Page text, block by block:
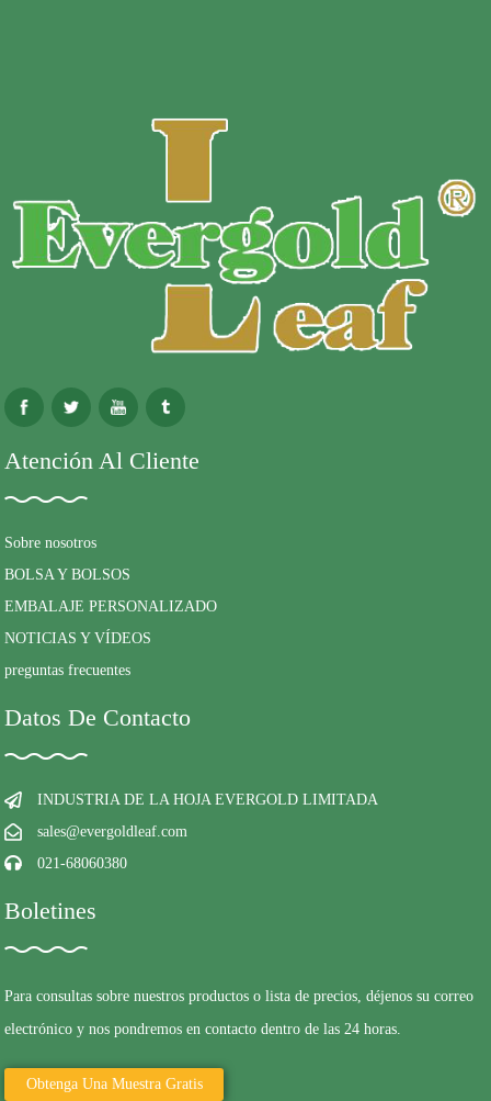
Atención Al Cliente
Sobre nosotros
BOLSA Y BOLSOS
EMBALAJE PERSONALIZADO
NOTICIAS Y VÍDEOS
preguntas frecuentes
Datos De Contacto
INDUSTRIA DE LA HOJA EVERGOLD LIMITADA
sales@evergoldleaf.com
021-68060380
Boletines
Para consultas sobre nuestros productos o lista de precios, déjenos su correo
electrónico y nos pondremos en contacto dentro de las 24 horas.
Obtenga Una Muestra Gratis